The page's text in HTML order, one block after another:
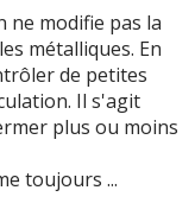
ne modifie pas la
métalliques. En
de petites
Il s'agit
plus ou moins
toujours ...